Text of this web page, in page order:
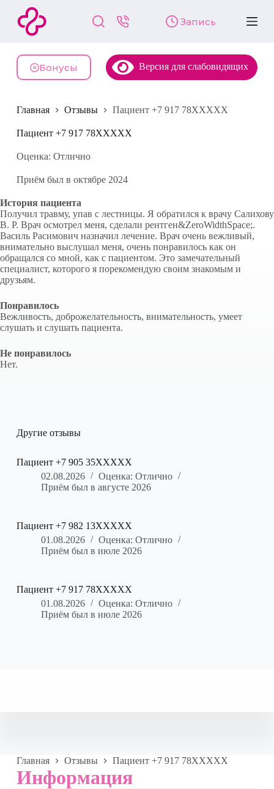
й
и
у
и
Запись
Бонусы Версия для слабовидящих
Главная Отзывы Пациент +7 917 78XXXXX
Пациент +7 917 78XXXXX
Оценка: Отлично
Приём был в октябре 2024
История пациента
Получил травму, упав с лестницы. Я обратился к врачу Салихову
В. Р. Врач осмотрел меня, сделали рентген&ZeroWidthSpace;.
Василь Расимович назначил лечение. Врач очень вежливый,
внимательно выслушал меня, очень понравилось как он
обращался со мной, как с пациентом. Это замечательный
специалист, которого я порекомендую своим знакомым и
друзьям.
Понравилось
Вежливость, доброжелательность, внимательность, умеет
слушать и слушать пациента.
Не понравилось
Нет.
Другие отзывы
Пациент +7 905 35XXXXX
02.08.2026
Оценка: Отлично
Приём был в августе 2026
Пациент +7 982 13XXXXX
01.08.2026
Оценка: Отлично
Приём был в июле 2026
Пациент +7 917 78XXXXX
01.08.2026
Оценка: Отлично
Приём был в июле 2026
Главная Отзывы Пациент +7 917 78XXXXX
Информация